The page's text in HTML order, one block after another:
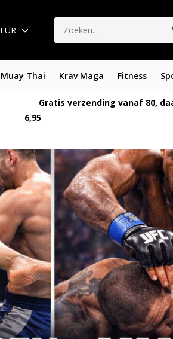
EUR
Muay Thai Krav Maga Fitness
Gratis verzending vanaf 80,
6,95